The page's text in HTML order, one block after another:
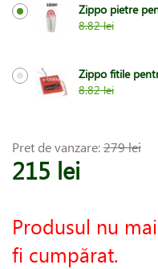
Zippo pietre
8.82 lei
Zippo fitile
8.82 lei
Pret de vanzare:279 lei
215 lei
Produsul nu
fi cumpărat.